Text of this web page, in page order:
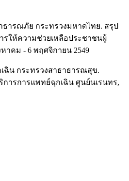
ธารณภัย กระทรวงมหาดไทย. สรุป
ให้ความช่วยเหลือประชาชนผู้
าคม - 6 พฤศจิกายน 2549
ฉิน กระทรวงสาธาธารณสุข.
การการแพทย์ฉุกเฉิน ศูนย์นเรนทร,